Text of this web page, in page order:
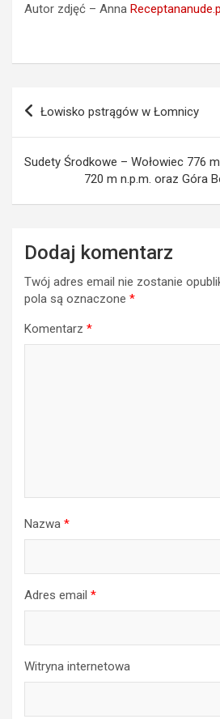
Autor zdjęć – Anna
Nawigacja
Łowisko pstrągów w Łomnicy
Sudety Środkowe – Wołowiec 776 m
720 m n.p.m. oraz Góra
Dodaj komentarz
Twój adres email nie zostanie
pola są oznaczone *
Komentarz *
Nazwa *
Adres email *
Witryna internetowa